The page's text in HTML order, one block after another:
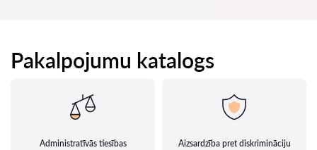
Pakalpojumu katalogs
Administratīvās tiesības Aizsardzība pret diskrimināciju